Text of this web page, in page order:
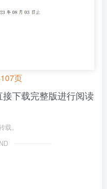
页
下载完整版进行阅读
。